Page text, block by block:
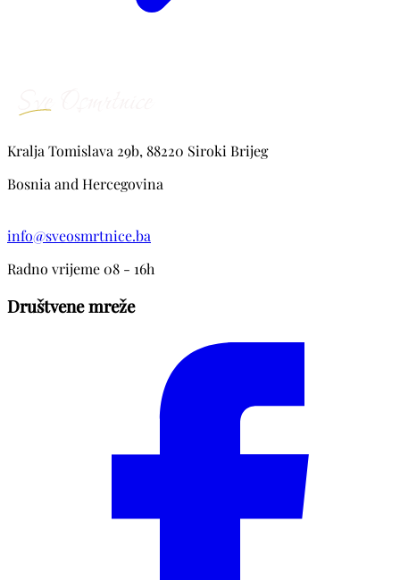
Kralja Tomislava 29b, 88220 Siroki Brijeg
Bosnia and Hercegovina
info@sveosmrtnice.ba
Radno vrijeme 08 - 16h
Društvene mreže